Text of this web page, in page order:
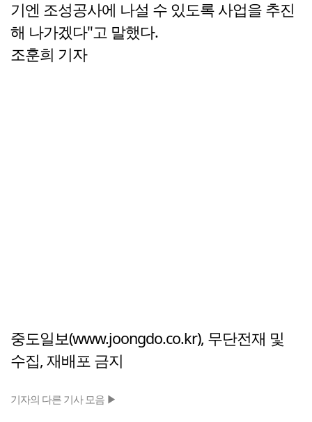
기엔 조성공사에 나설 수 있도록 사업을 추진
해 나가겠다"고 말했다.
조훈희 기자
중도일보(www.joongdo.co.kr), 무단전재 및
수집, 재배포 금지
기자의 다른 기사 모음 ▶